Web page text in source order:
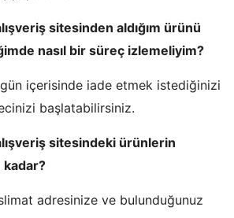
sitesinden aldığım ürünü
nasıl bir süreç izlemeliyim?
gün içerisinde iade etmek istediğinizi
başlatabilirsiniz.
sitesindeki ürünlerin
adresinize ve bulunduğunuz